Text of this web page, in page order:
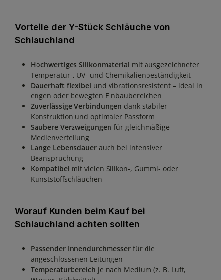
Vorteile der Y-Stück Schläuche von
Schlauchland
Hochwertiges Silikonmaterial mit ausgezeichneter
Temperatur-, UV- und Chemikalienbeständigkeit
Dauerhaft flexibel und vibrationsresistent – ideal in
engen oder bewegten Einbaubereichen
Zuverlässige Verbindungen dank stabiler
Konstruktion und optimaler Passform
Saubere Verzweigungen für gleichmäßige
Medienverteilung
Lange Lebensdauer auch bei intensiver
Beanspruchung
Kompatibel mit vielen Silikon-, Gummi- oder
Kunststoffschläuchen
Worauf Kunden beim Kauf bei
Schlauchland achten sollten
Passender Innendurchmesser für die
angeschlossenen Leitungen
Temperaturbereich je nach Medium (z. B. Luft,